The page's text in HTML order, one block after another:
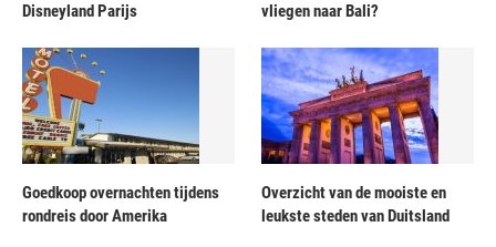
Disneyland Parijs
vliegen naar Bali?
Goedkoop overnachten tijdens
rondreis door Amerika
Overzicht van de mooiste en
leukste steden van Duitsland